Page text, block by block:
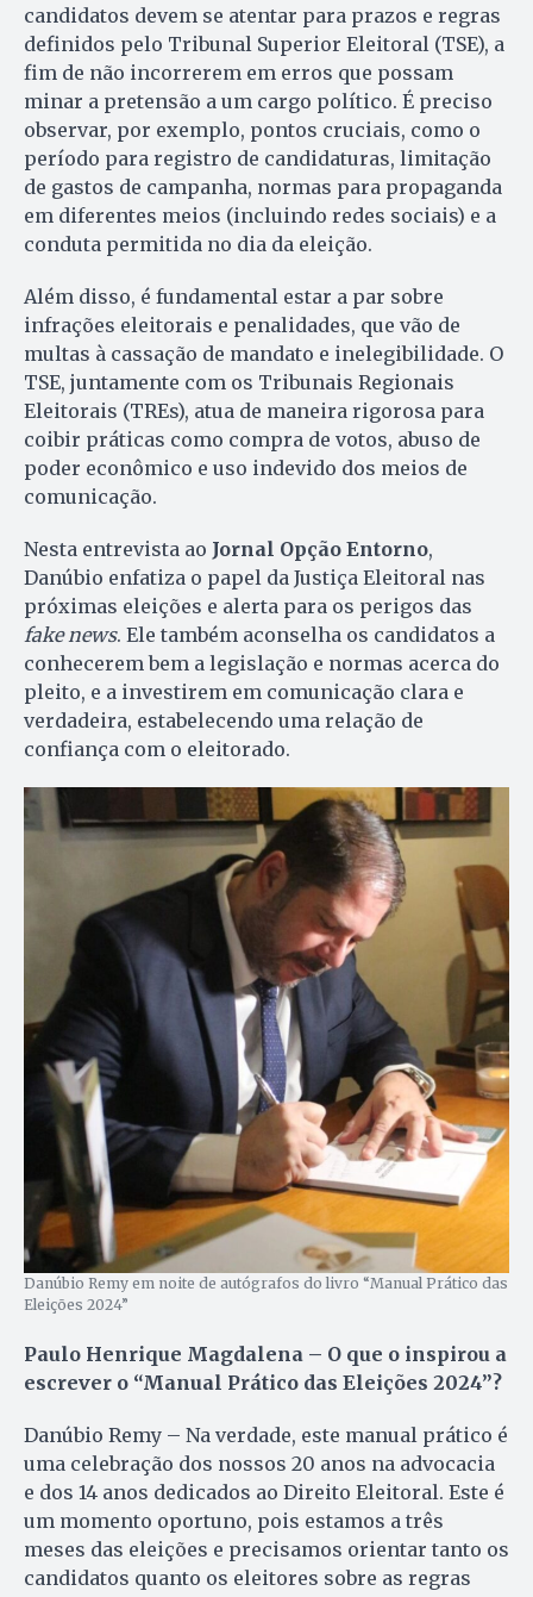
candidatos devem se atentar para prazos e regras
definidos pelo Tribunal Superior Eleitoral (TSE), a
fim de não incorrerem em erros que possam
minar a pretensão a um cargo político. É preciso
observar, por exemplo, pontos cruciais, como o
período para registro de candidaturas, limitação
de gastos de campanha, normas para propaganda
em diferentes meios (incluindo redes sociais) e a
conduta permitida no dia da eleição.
Além disso, é fundamental estar a par sobre
infrações eleitorais e penalidades, que vão de
multas à cassação de mandato e inelegibilidade. O
TSE, juntamente com os Tribunais Regionais
Eleitorais (TREs), atua de maneira rigorosa para
coibir práticas como compra de votos, abuso de
poder econômico e uso indevido dos meios de
comunicação.
Nesta entrevista ao Jornal Opção Entorno,
Danúbio enfatiza o papel da Justiça Eleitoral nas
próximas eleições e alerta para os perigos das
fake news. Ele também aconselha os candidatos a
conhecerem bem a legislação e normas acerca do
pleito, e a investirem em comunicação clara e
verdadeira, estabelecendo uma relação de
confiança com o eleitorado.
Danúbio Remy em noite de autógrafos do livro “Manual Prático das
Eleições 2024”
Paulo Henrique Magdalena – O que o inspirou a
escrever o “Manual Prático das Eleições 2024”?
Danúbio Remy – Na verdade, este manual prático é
uma celebração dos nossos 20 anos na advocacia
e dos 14 anos dedicados ao Direito Eleitoral. Este é
um momento oportuno, pois estamos a três
meses das eleições e precisamos orientar tanto os
candidatos quanto os eleitores sobre as regras